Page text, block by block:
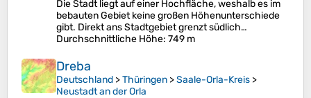
Die Stadt liegt auf einer Hochfläche, weshalb es im
bebauten Gebiet keine großen Höhenunterschiede
gibt. Direkt ans Stadtgebiet grenzt südlich…
Durchschnittliche Höhe: 749 m
Dreba
Deutschland >Thüringen >Saale-Orla-Kreis >
Neustadt an der Orla